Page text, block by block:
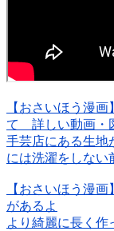
【おさいほう漫
て 詳しい動画・
手芸店にある生地
には洗濯をしない
【おさいほう漫
があるよ
より綺麗に長く作